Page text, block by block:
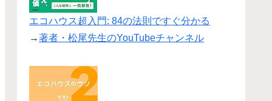
エコハウス超入門: 84の法則ですぐ分かる
→著者・松尾先生のYouTubeチャンネル